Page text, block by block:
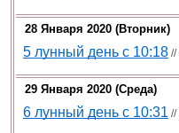
28 Января 2020 (вторник)
5 лунный день с 10:18 //
29 Января 2020 (среда)
6 лунный день с 10:31 //